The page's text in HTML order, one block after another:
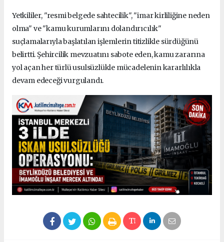
Yetkililer, "resmi belgede sahtecilik", "imar kirliliğine neden
olma" ve "kamu kurumlarını dolandırıcılık"
suçlamalarıyla başlatılan işlemlerin titizlikle sürdüğünü
belirtti. Şehircilik mevzuatını sabote eden, kamu zararına
yol açan her türlü usulsüzlükle mücadelenin kararlılıkla
devam edeceği vurgulandı.